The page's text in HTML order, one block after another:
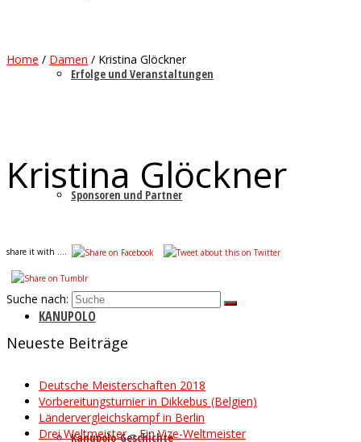
Erfolge und Veranstaltungen
Sponsoren und Partner
KANUPOLO
Kanupolo-Geschichte
Home / Damen / Kristina Glöckner
Kristina Glöckner
share it with ....
Suche nach:
Neueste Beiträge
Deutsche Meisterschaften 2018
Vorbereitungsturnier in Dikkebus (Belgien)
Ländervergleichskampf in Berlin
Drei Weltmeister – Ein Vize-Weltmeister